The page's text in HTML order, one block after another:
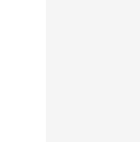
ジ・アイデア集（1）
連（3）
覧＆使い方（1）
戸（5）